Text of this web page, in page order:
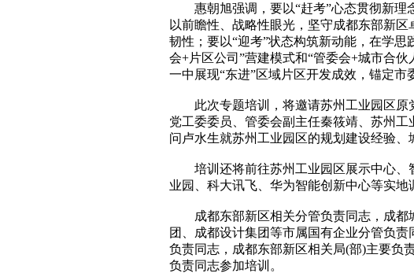
惠朝旭强调，要以“赶考”心态贯彻新理
以前瞻性、战略性眼光，坚守成都东部新
韧性；要以“迎考”状态构筑新动能，在学
会+片区公司”营建模式和“管委会+城市合
一中展现“东进”区域片区开发成效，锚定市
此次专题培训，将邀请苏州工业园区原
党工委委员、管委会副主任秦筱靖、苏州
问卢水生就苏州工业园区的规划建设经验、
培训还将前往苏州工业园区展示中心、
业园、科大讯飞、华为智能创新中心等实地
成都东部新区相关分管负责同志，成都
团、成都设计集团等市属国有企业分管负
负责同志，成都东部新区相关局(部)主要负
负责同志参加培训。